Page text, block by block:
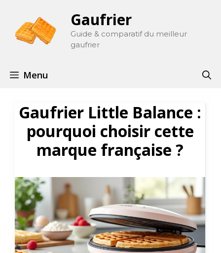
contenu
Gaufrier
Guide & comparatif du meilleur
gaufrier
Menu
Gaufrier Little Balance :
pourquoi choisir cette
marque française ?